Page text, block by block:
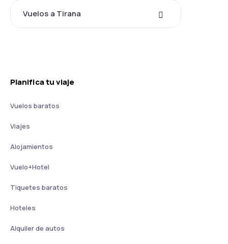
Vuelos a Tirana
Planifica tu viaje
Vuelos baratos
Viajes
Alojamientos
Vuelo+Hotel
Tiquetes baratos
Hoteles
Alquiler de autos